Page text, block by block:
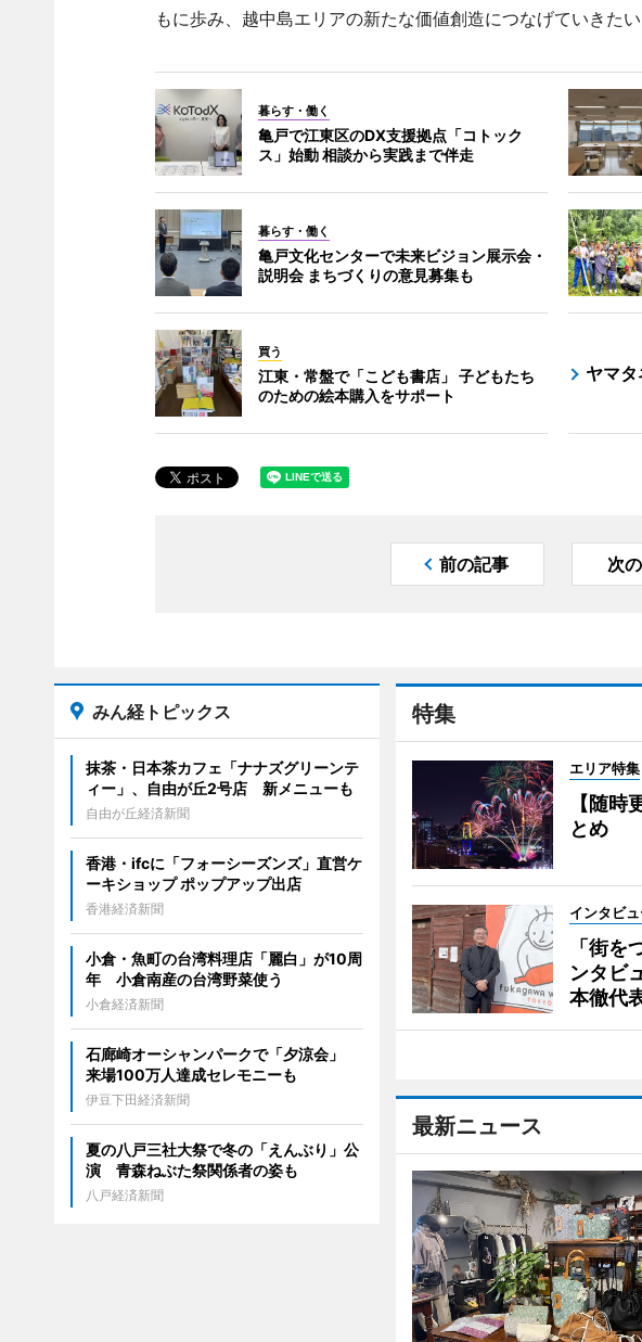
もに歩み、越中島エリアの新たな価値創造につなげていきたい
暮らす・働く
亀戸で江東区のDX支援拠点「コトック
ス」始動 相談から実践まで伴走
暮らす・働く
亀戸文化センターで未来ビジョン展示会・
説明会 まちづくりの意見募集も
買う
江東・常盤で「こども書店」 子どもたち
のための絵本購入をサポート
ヤマタ
前の記事 次
特集
エリア特集
【随
とめ
インタビ
「街
ンタビ
本徹代
最新ニュース
みん経トピックス
抹茶・日本茶カフェ「ナナズグリーンテ
ィー」、自由が丘2号店 新メニューも
自由が丘経済新聞
香港・ifcに「フォーシーズンズ」直営ケ
ーキショップ ポップアップ出店
香港経済新聞
小倉・魚町の台湾料理店「麗白」が10周
年 小倉南産の台湾野菜使う
小倉経済新聞
石廊崎オーシャンパークで「夕涼会」
来場100万人達成セレモニーも
伊豆下田経済新聞
夏の八戸三社大祭で冬の「えんぶり」公
演 青森ねぶた祭関係者の姿も
八戸経済新聞